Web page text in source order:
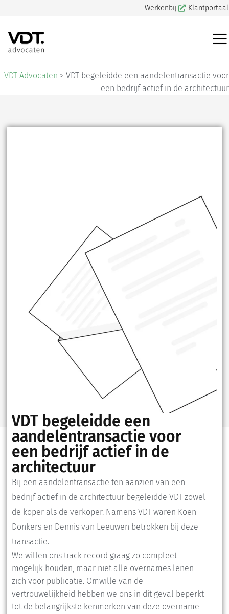
Werkenbij Klantportaal
VDT Advocaten > VDT begeleidde een aandelentransactie voor
een bedrijf actief in de architectuur
VDT begeleidde een
aandelentransactie voor
een bedrijf actief in de
architectuur
Bij een aandelentransactie ten aanzien van een
bedrijf actief in de architectuur begeleidde VDT zowel
de koper als de verkoper. Namens VDT waren Koen
Donkers en Dennis van Leeuwen betrokken bij deze
transactie.
We willen ons track record graag zo compleet
mogelijk houden, maar niet alle overnames lenen
zich voor publicatie. Omwille van de
vertrouwelijkheid hebben we ons in dit geval beperkt
tot de belangrijkste kenmerken van deze overname